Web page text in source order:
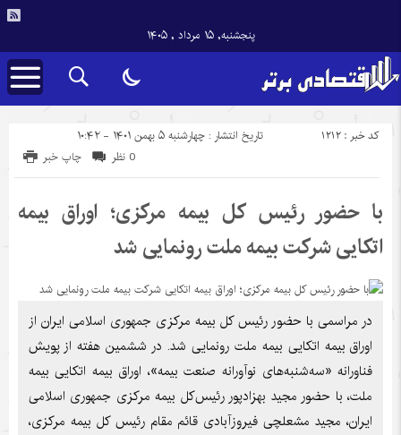
پنجشنبه, ۱۵ مرداد , ۱۴۰۵
تاریخ انتشار : چهارشنبه ۵ بهمن ۱۴۰۱ - ۱۰:۴۲ کد خبر : 1212
چاپ خبر 0 نظر
با حضور رئیس کل بیمه مرکزی؛ اوراق بیمه
اتکایی شرکت بیمه ملت رونمایی شد
در مراسمی با حضور رئیس کل بیمه مرکزی جمهوری اسلامی ایران از
اوراق بیمه اتکایی بیمه ملت رونمایی شد. در ششمین هفته از پویش
فناورانه «سه‌شنبه‌های نوآورانه صنعت بیمه»، اوراق بیمه اتکایی بیمه
ملت، با حضور مجید بهزادپور رئیس‌کل بیمه مرکزی جمهوری اسلامی
ایران، مجید مشعلچی فیروزآبادی قائم مقام رئیس کل بیمه مرکزی،